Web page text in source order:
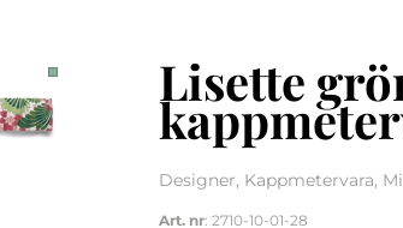
Lisette
Designer, Kappmetervara,
Art. nr: 2710-10-01-28